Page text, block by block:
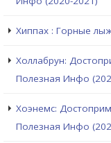
Хиппах : Горные
Холлабрун:
Полезная Инфо
Хоэнемс:
Полезная Инфо